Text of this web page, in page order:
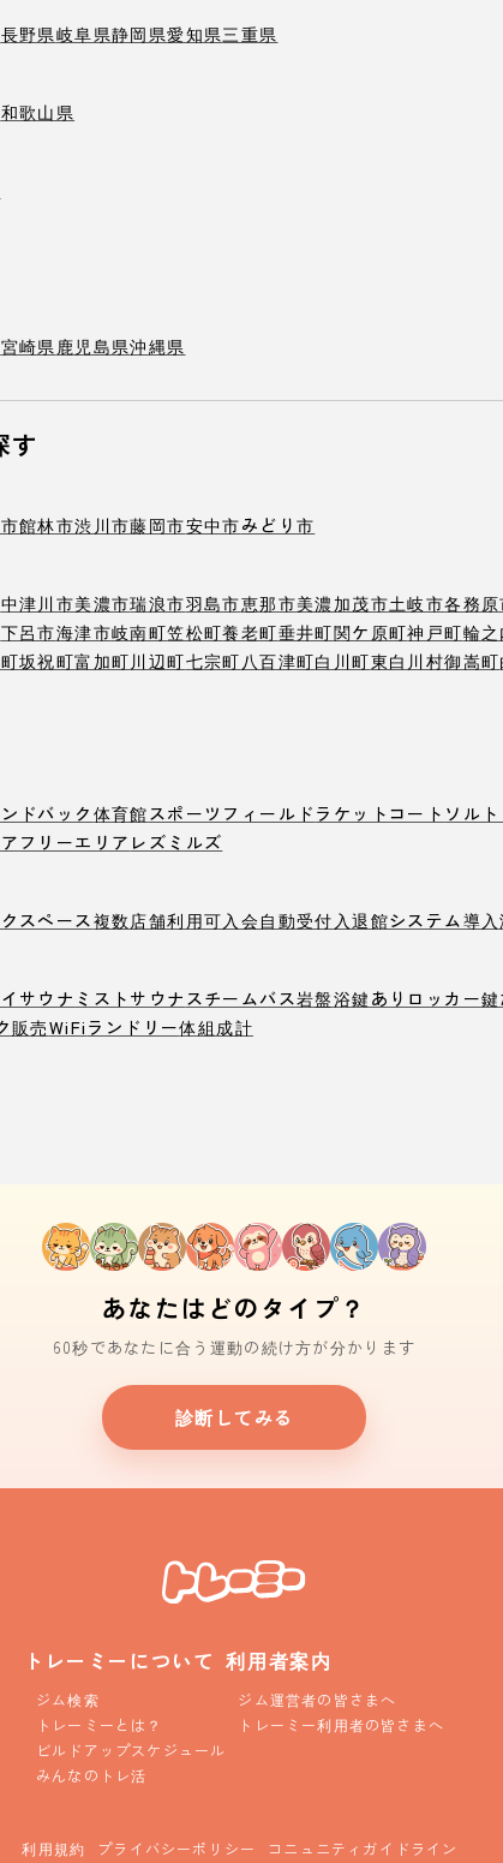
長野県岐阜県静岡県愛知県三重県
和歌山県
宮崎県鹿児島県沖縄県
す
館林市渋川市藤岡市安中市みどり市
中津川市美濃市瑞浪市羽島市恵那市美濃加茂市土岐市各務
下呂市海津市岐南町笠松町養老町垂井町関ケ原町神戸町輪
坂祝町富加町川辺町七宗町 八百津町白川町東白川村御嵩町
ドバック 体育館スポーツフィールド ラケットコート ソル
フリーエリア レズミルズ
スペース複数店舗利用可入会自動受付 入退館システム導
サウナ ミストサウナ スチームバス岩盤浴鍵ありロッカー
販売WiFi ランドリー体組成計
あなたはどのタイプ？
60秒であなたに合う運動の続け方が分かります
診断してみる
トレーミーについて
ジム検索
トレーミーとは？
ビルドアップスケジュール
みんなのトレ活
利用者案内
ジム運営者の皆さまへ
トレーミー利用者の皆さまへ
利用規約 プライバシーポリシー コニュニティガイドライン